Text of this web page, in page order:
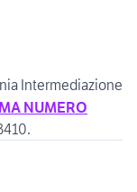
Intermediazione
NUMERO